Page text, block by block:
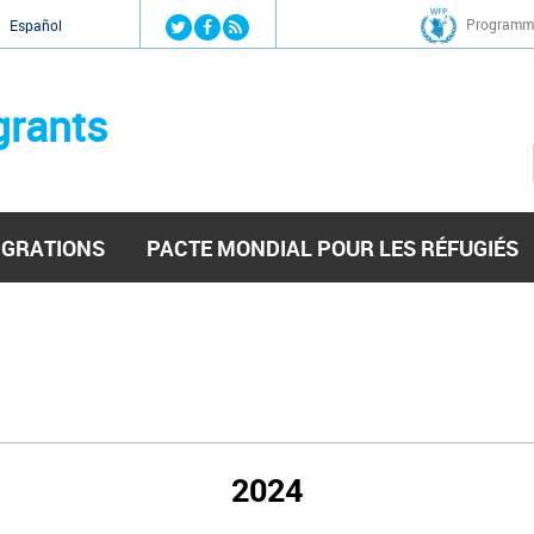
Jump to navigation
Español
PACTE MONDIAL POUR LES RÉFUGIÉS
2024